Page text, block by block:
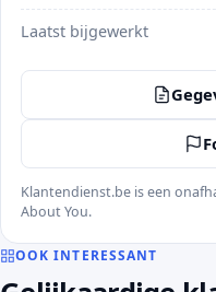
Laatst bijgewerkt
Klantendienst.be is een
About You.
OOK INTERESSANT